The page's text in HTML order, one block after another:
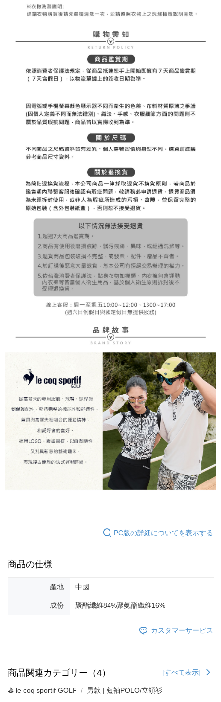
PC版の詳細についてを表示する
商品の仕様
產地 中國
成份 聚酯纖維84%聚氨酯纖維16%
カスタマーサービス
商品関連カテゴリー（4） [すべて表示]
⛳️ le coq sportif GOLF 男款 | 短袖POLO/立領衫